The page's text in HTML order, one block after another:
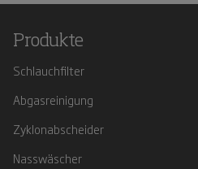
Produkte
Schlauchfilter
Abgasreinigung
Zyklonabscheider
Nasswäscher